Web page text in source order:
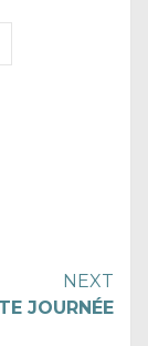
NEXT
JOURNÉE